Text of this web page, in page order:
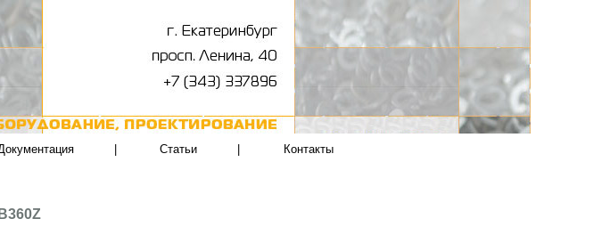
Статьи Контакты